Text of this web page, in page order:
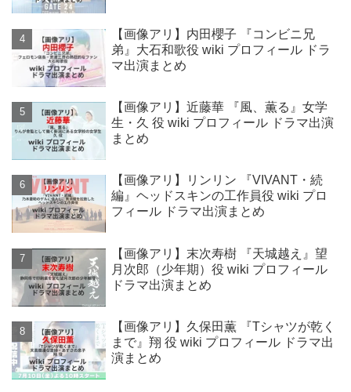
【画像アリ】内田櫻子 『コンビニ兄
弟』大石和歌役 wiki プロフィール ドラ
マ出演まとめ
【画像アリ】近藤華 『風、薫る』女学
生・久 役 wiki プロフィール ドラマ出演
まとめ
【画像アリ】リンリン 『VIVANT・続
編』ヘッドスキンの工作員役 wiki プロ
フィール ドラマ出演まとめ
【画像アリ】末次寿樹 『天城越え』望
月次郎（少年期）役 wiki プロフィール
ドラマ出演まとめ
【画像アリ】久保田薫 『Tシャツが乾く
まで』翔 役 wiki プロフィール ドラマ出
演まとめ